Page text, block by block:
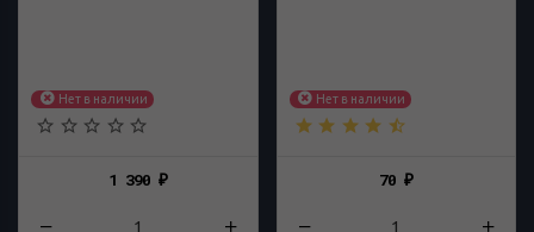
Нет в наличии
1 390₽
Нет в наличии
70₽